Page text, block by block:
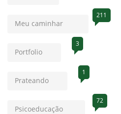
Meu caminhar
211
Portfolio
3
Prateando
1
Psicoeducação
72